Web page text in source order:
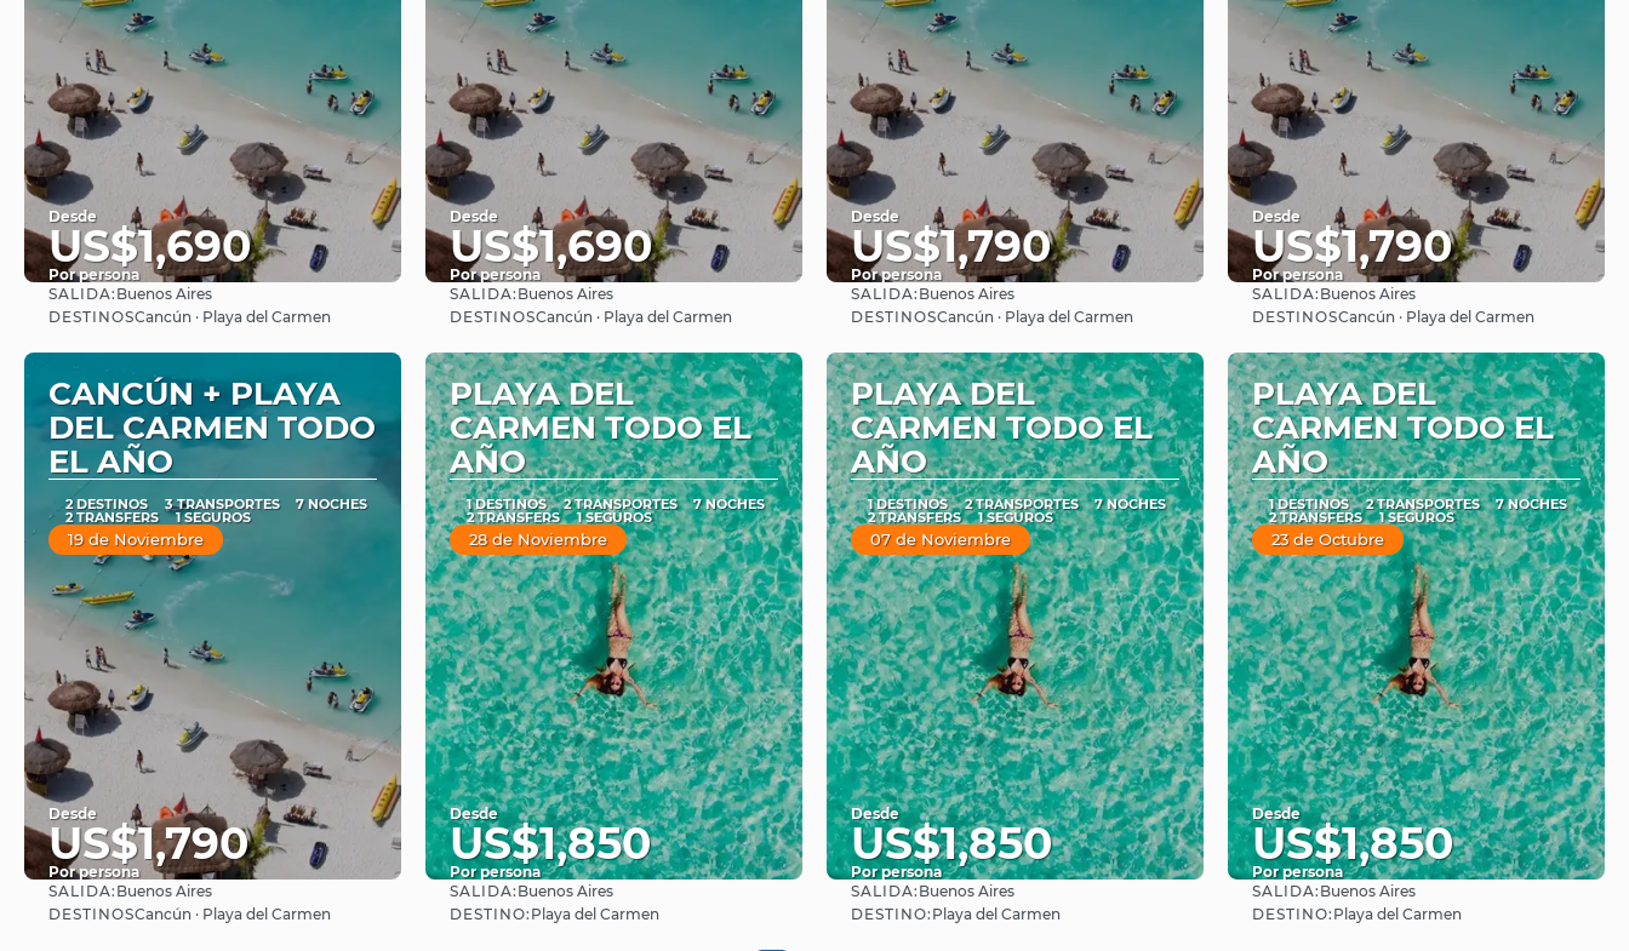
Desde
US$1,690
Por persona
Ver
SALIDA: Buenos Aires
DESTINOSCancún · Playa del Carmen
Desde
US$1,690
Por persona
Ver
SALIDA: Buenos Aires
DESTINOSCancún · Playa del Carmen
Desde
US$1,790
Por persona
Ver
SALIDA: Buenos Aires
DESTINOSCancún · Playa del Carmen
Desde
US$1,790
Por persona
Ver
SALIDA: Buenos Aires
DESTINOSCancún · Playa del Carmen
CANCÚN + PLAYA
DEL CARMEN TODO
EL AÑO
2 DESTINOS 3 TRANSPORTES 7 NOCHES
2 TRANSFERS 1 SEGUROS
19 de Noviembre
Desde
US$1,790
Por persona
Ver
SALIDA: Buenos Aires
DESTINOSCancún · Playa del Carmen
PLAYA DEL
CARMEN TODO EL
AÑO
1 DESTINOS 2 TRANSPORTES 7 NOCHES
2 TRANSFERS 1 SEGUROS
28 de Noviembre
Desde
US$1,850
Por persona
Ver
SALIDA: Buenos Aires
DESTINO: Playa del Carmen
PLAYA DEL
CARMEN TODO EL
AÑO
1 DESTINOS 2 TRANSPORTES 7 NOCHES
2 TRANSFERS 1 SEGUROS
07 de Noviembre
Desde
US$1,850
Por persona
Ver
SALIDA: Buenos Aires
DESTINO: Playa del Carmen
PLAYA DEL
CARMEN TODO EL
AÑO
1 DESTINOS 2 TRANSPORTES 7 NOCHES
2 TRANSFERS 1 SEGUROS
23 de Octubre
Desde
US$1,850
Por persona
Ver
SALIDA: Buenos Aires
DESTINO: Playa del Carmen